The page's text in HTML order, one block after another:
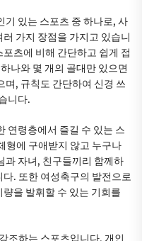
기 있는 스포츠 중 하나로, 사
가지 장점을 가지고 있습니
츠에 비해 간단하고 쉽게 접
나와 몇 개의 골대만 있으면
며, 규칙도 간단하여 신경 쓰
니다.
연령층에서 즐길 수 있는 스
형에 구애받지 않고 누구나
과 자녀, 친구들끼리 함께하
. 또한 여성축구의 발전으로
을 발휘할 수 있는 기회를
조하는 스포츠입니다. 개인